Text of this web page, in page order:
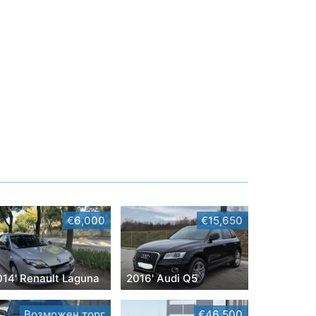
€6,000
Renault Laguna
€15,650
2016' Audi Q5